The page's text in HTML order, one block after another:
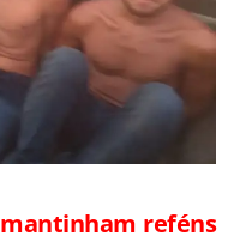
mantinham reféns